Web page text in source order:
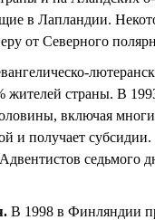
в Лапландии.
от Северного
страны. В
включая
и получает
седьмого
. В 1998 в Финляндии